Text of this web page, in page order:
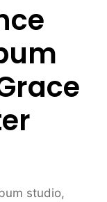
studio,